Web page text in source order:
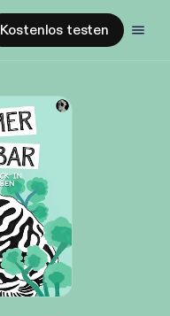
Kostenlos testen